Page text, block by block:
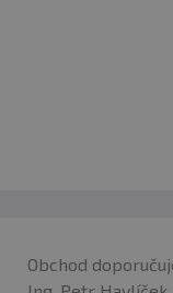
Obchod